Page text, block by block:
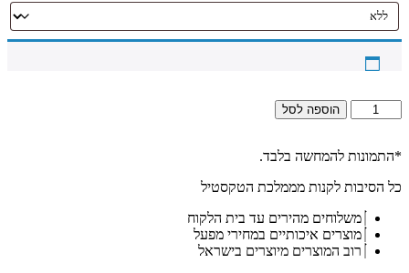
כמות
של
-
מעוצבת
ברכת
העסק
להדפסה
הוספה לסל
*התמונות להמחשה בלבד.
כל הסיבות לקנות מממלכת הטקסטיל
משלוחים מהירים עד בית הלקוח
מוצרים איכותיים במחירי מפעל
רוב המוצרים מיוצרים בישראל